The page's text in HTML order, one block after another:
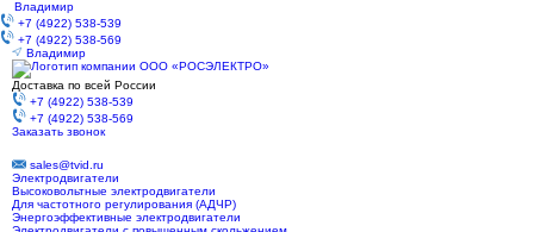
Владимир
+7 (4922) 538-539
+7 (4922) 538-569
Владимир
Доставка по всей России
+7 (4922) 538-539
+7 (4922) 538-569
Заказать звонок
sales@tvid.ru
Электродвигатели
Высоковольтные электродвигатели
Для частотного регулирования (АДЧР)
Энергоэффективные электродвигатели